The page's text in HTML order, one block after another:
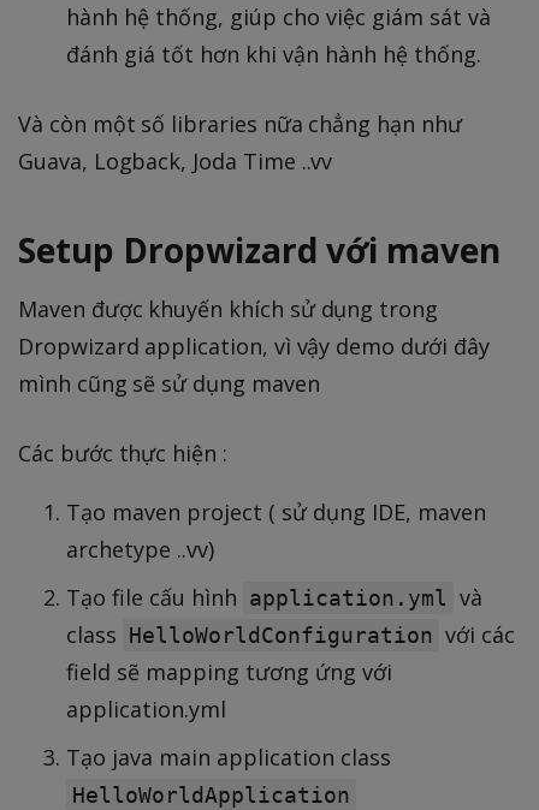
hành hệ thống, giúp cho việc giám sát và
đánh giá tốt hơn khi vận hành hệ thống.
Và còn một số libraries nữa chẳng hạn như
Guava, Logback, Joda Time ..vv
Setup Dropwizard với maven
Maven được khuyến khích sử dụng trong
Dropwizard application, vì vậy demo dưới đây
mình cũng sẽ sử dụng maven
Các bước thực hiện :
Tạo maven project ( sử dụng IDE, maven
archetype ..vv)
Tạo file cấu hình application.yml và
class HelloWorldConfiguration với các
field sẽ mapping tương ứng với
application.yml
Tạo java main application class
HelloWorldApplication